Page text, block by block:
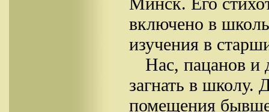
включено в
изучения в
Нас, пацанов и
загнать в школу.
помещения